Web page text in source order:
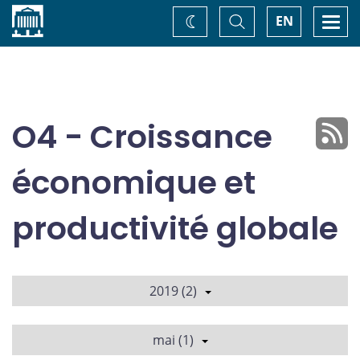
Accueil EN
Basculer
la
recherche
Changez
de
O4 - Croissance
économique et
productivité globale
2019 (2)
mai (1)